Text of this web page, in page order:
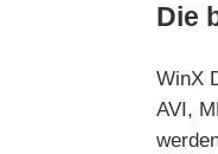
Die
WinX
AVI,